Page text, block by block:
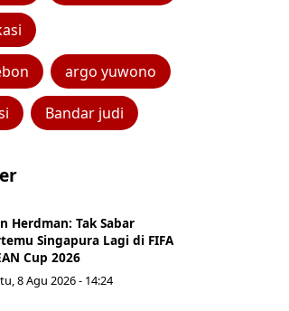
argo yuwono
Bandar judi
Herdman: Tak Sabar
Singapura Lagi di FIFA
Cup 2026
8 Agu 2026 - 14:24